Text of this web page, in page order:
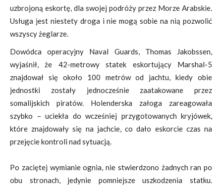
uzbrojoną eskortę, dla swojej podróży przez Morze Arabskie.
Usługa jest niestety droga i nie mogą sobie na nią pozwolić
wszyscy żeglarze.
Dowódca operacyjny Naval Guards, Thomas Jakobssen,
wyjaśnił, że 42-metrowy statek eskortujący Marshal-5
znajdował się około 100 metrów od jachtu, kiedy obie
jednostki zostały jednocześnie zaatakowane przez
somalijskich piratów. Holenderska załoga zareagowała
szybko – uciekła do wcześniej przygotowanych kryjówek,
które znajdowały się na jachcie, co dało eskorcie czas na
przejęcie kontroli nad sytuacją.
Po zaciętej wymianie ognia, nie stwierdzono żadnych ran po
obu stronach, jedynie pomniejsze uszkodzenia statku.